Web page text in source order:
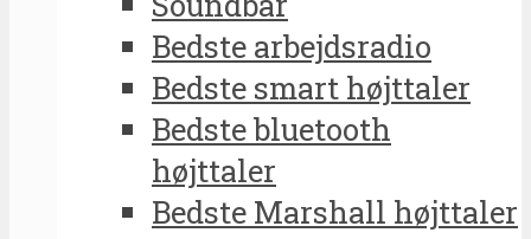
Bedste arbejdsradio
Bedste smart højttaler
Bedste bluetooth
højttaler
Bedste Marshall højttaler